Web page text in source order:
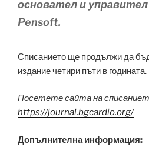
основател и управител
Pensoft.
Списанието ще продължи да
издание четири пъти в годината.
Посетете сайта на
https://journal.bgcardio.org/
Допълнителна информация: